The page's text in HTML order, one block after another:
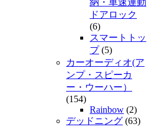
納・車速連動
ドアロック
(6)
スマートトッ
プ(5)
カーオーディオ(ア
ンプ・スピーカ
ー・ウーハー）
(154)
Rainbow (2)
デッドニング (63)